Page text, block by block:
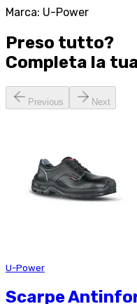
Marca: U-Power
Preso tutto?
Completa la
Previous Next
U-Power
Scarpe